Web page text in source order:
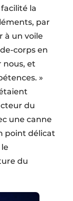
la
par
à un voile
corps en
nous, et
»
du
une canne
point délicat
du